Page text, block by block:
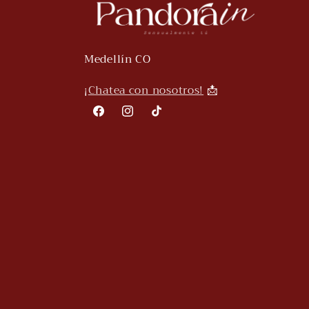
Medellín CO
¡Chatea con nosotros!📩
FacebookInstagramTikTok